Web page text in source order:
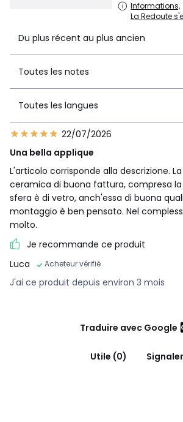
Informations,
La Redoute
Du plus récent au plus ancien
Toutes les notes
Toutes les langues
22/07/2026
Una bella applique
L'articolo corrisponde alla descrizione.
ceramica di buona fattura, compresa la
sfera è di vetro, anch'essa di buona
montaggio è ben pensato. Nel
molto.
Je recommande ce produit
Luca
Acheteur vérifié
J'ai ce produit depuis environ 3 mois
Traduire avec Google
Utile (0) Signaler